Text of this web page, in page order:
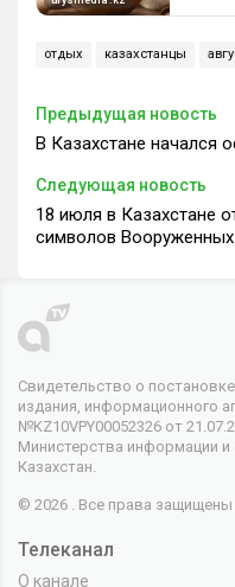
отдых казахстанцы
Предыдущая новость
В Казахстане начался
Следующая новость
18 июля в Казахстане
символов Вооруженных
Свидетельство о
издания, информационного
№KZ10VPY00052326 от
Министерства информации и
Казахстан.
© 2026 . Все права защищены
Телеканал
О канале